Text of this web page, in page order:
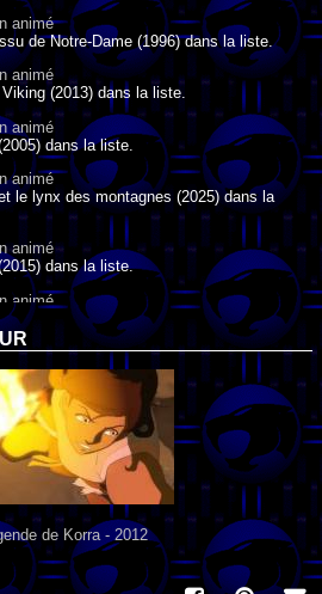
animé
de Notre-Dame (1996) dans la liste.
animé
(2013) dans la liste.
animé
dans la liste.
animé
le lynx des montagnes (2025) dans la
animé
dans la liste.
animé
dans la liste.
animé
de la Chance (2006) dans la
animé
Canard (2000) dans la liste.
animé
du vilain petit canard (2003) dans la liste.
de Korra - 2012